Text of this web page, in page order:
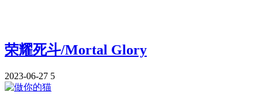
荣耀死斗/Mortal Glory
2023-06-27 5